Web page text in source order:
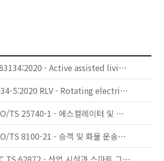
IEC TS 63134:2020 - Active assisted living (AAL) use cases
IEC 60034-5:2020 RLV - Rotating electrical machines - Part 5: Degrees of protection provided by the integral design of rotating electrical machines (IP code) - Classification
KS B ISO/TS 25740-1 - 에스컬레이터 및 무빙워크에 대한 안전요건 — 제1부: 세계공통 필수 안전요건(GESRs)
KS B ISO/TS 8100-21 - 승객 및 화물 운송용 엘리베이터 —제21부: 세계공통 필수안전요건(GESRs)을 충족하는 세계공통 안전 파라미터(GSPs)